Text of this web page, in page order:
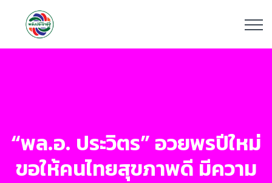
“พล.อ. ประวิตร” อวยพรปีใหม่
ขอให้คนไทยสุขภาพดี มีความ